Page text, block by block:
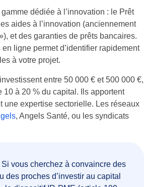
dédiée à l’innovation : le Prêt
aides à l’innovation (anciennement
et des garanties de prêts bancaires.
ligne permet d’identifier rapidement
à votre projet.
investissent entre 50 000 € et 500 000 €,
10 à 20 % du capital. Ils apportent
une expertise sectorielle. Les réseaux
, Angels Santé, ou les syndicats
Si vous cherchez à convaincre des
des proches d’investir au capital